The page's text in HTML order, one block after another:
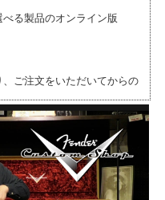
る製品のオンライン版
ご注文をいただいてからの